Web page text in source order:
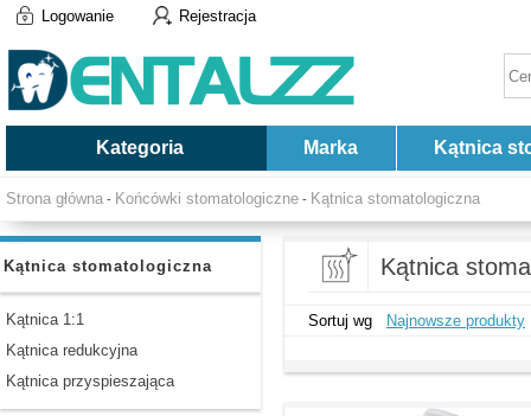
Logowanie Rejestracja
Kategoria Marka Kątnica
Strona główna - Końcówki stomatologiczne - Kątnica stomatologiczna
Kątnica stomatologiczna
Kątnica 1:1
Kątnica redukcyjna
Kątnica przyspieszająca
Kątnica
Sortuj wg Najnowsze produkty